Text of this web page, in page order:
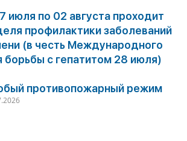
июля по 02 августа проходит
профилактики заболеваний
(в честь Международного
борьбы с гепатитом 28 июля)
противопожарный режим